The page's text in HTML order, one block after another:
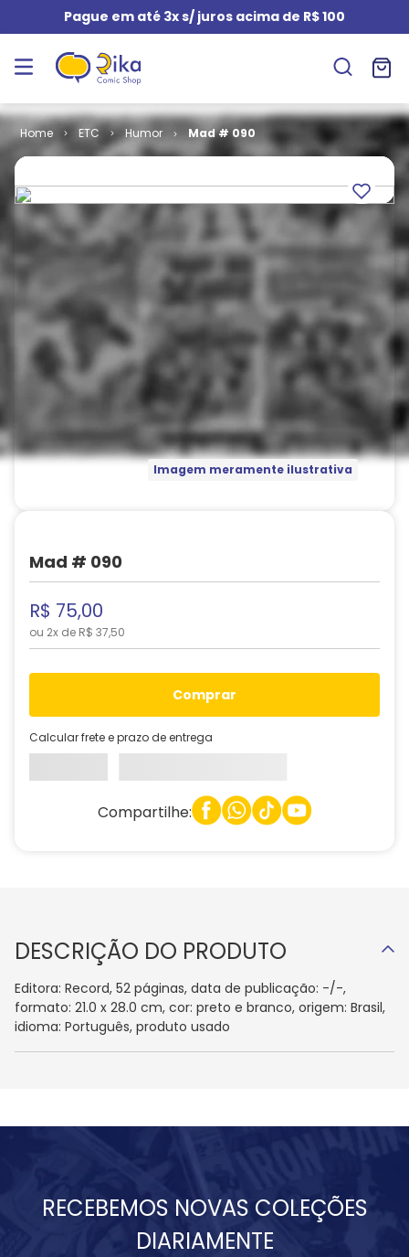
Pague em até 3x s/ juros acima de R$ 100
ETC Humor Mad # 090
Imagem meramente ilustrativa
Mad # 090
R$ 75,00
ou 2x de R$ 37,50
comprar
Calcular frete e prazo de entrega
Compartilhe:
DESCRIÇÃO DO PRODUTO
Editora: Record, 52 páginas, data de publicação: -/-,
formato: 21.0 x 28.0 cm, cor: preto e branco, origem: Brasil,
idioma: Português, produto usado
RECEBEMOS NOVAS COLEÇÕES
DIARIAMENTE